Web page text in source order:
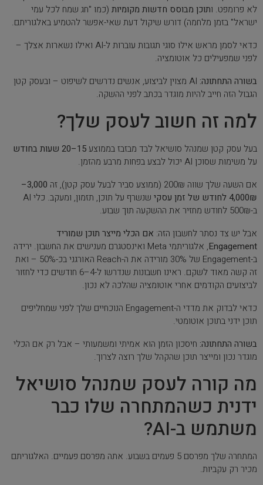
לא פרומפט. ותוכן מבוסס חדשות מקומיות (כמו "חג שמח לכל עמי
ישראל" בזמן מלחמה) דורש שיקול דעת שאי-אפשר להטמיע באלגוריתם.
כדאי לסמן מראש אילו סוגי תגובות עוברות ל-AI ואילו נשארות אצלך –
לפני שמפעילים כל אוטומציה.
בשורה התחתונה:
AI מצוין לביצוע, אנשים נדרשים לשיפוט – ובעסק קטן
הגבול הזה חייב להיות מוגדר בכתב לפני ההשקה.
למה זה חשוב לעסק שלך?
בעל עסק קטן שמנהל סושיאל לבד מבזבז בממוצע15–20 שעות בחודש
על משימות שסוכן AI יכול לבצע בפחות מרבע מהזמן.
אם השעה שלך שווה 200₪ (ממוצע סביר לבעל עסק קטן), זה
3,000–
4,000₪ לחודש של זמן עסקי
שנשרף על תוכן, תזמון, ומעקב. כלי AI
ב-500₪ לחודש מחזיר את ההשקעה תוך שבוע.
אבל יש צד נסתר לחשבון הזה: אם הכלי מייצר תוכן שמוריד
Engagement
, אלגוריתמי Meta ואינסטגרם מענישים את החשבון. ירידה
ב-Engagement של 30% מורידה את ה-Reach האורגני בכ-50% – ואת
זה קשה מאוד לשקם. ראינו חשבונות שנדרשו ל-4–6 חודשים כדי לחזור
לביצועים הקודמים אחרי אוטומציה שהלכה לא נכון.
כדאי לבדוק את מדדי ה-Engagement הנוכחיים שלך לפני שמחליפים
תוכן ידני בתוכן אוטומטי.
בשורה התחתונה: חיסכון הזמן הוא אמיתי ומשמעותי – אבל רק אם הכלי
מוגדר נכון ומייצר תוכן שהקהל שלך רוצה לצרוך.
מה קורה לעסק שמנהל סושיאל
ידנית כשהמתחרה שלו כבר
משתמש ב-AI?
המתחרה שלך מפרסם 5 פעמים בשבוע. אתה מפרסם פעמיים. האלגוריתם
מכיר רק עקביות.